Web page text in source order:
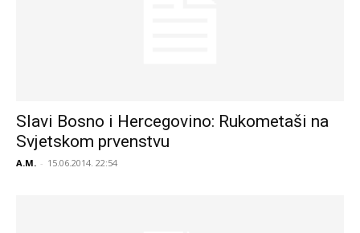
Slavi Bosno i Hercegovino: Rukometaši na
Svjetskom prvenstvu
A.M. - 15.06.2014. 22:54